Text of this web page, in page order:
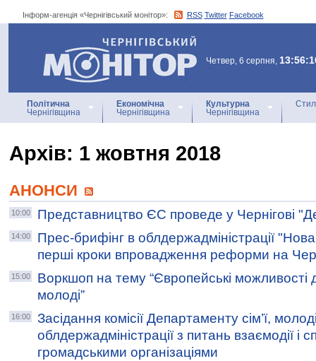
Інформ-агенція «Чернігівський монітор»: RSS Twitter Facebook
Інформ-агенція
«Чернігівський монітор»
Четвер, 6 серпня,
Політична
Чернігівщина
Економічна
Чернігівщина
Культурна
Чернігівщина
Архiв: 1 жовтня 2018
АНОНСИ
10:00 Представництво ЄС проведе у Чернігові
14:00
Прес-брифінг в облдержадміністрації
перші кроки впровадження реформи на
15:00
Воркшоп на тему “Європейські можливості
молоді”
16:00
Засідання комісії Департаменту сім’ї,
облдержадміністрації з питань взаємодії і
громадськими організаціями